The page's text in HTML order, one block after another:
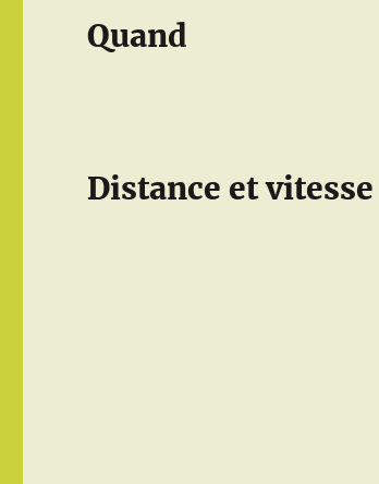
Quand
Distance et vitesse